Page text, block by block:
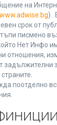
на
www.adwise.bg) .
срок от
писмено
Нет Инфо
отношения,
задължителни
поотделно